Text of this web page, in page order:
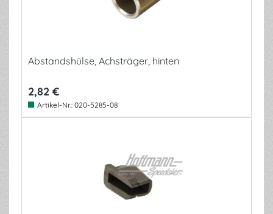
Abstandshülse, Achsträger, hinten
2,82 €
Artikel-Nr.: 020-5285-08